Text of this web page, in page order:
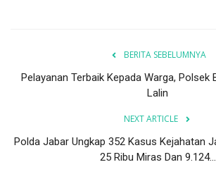
BERITA SEBELUMNYA
Pelayanan Terbaik Kepada Warga, Polsek
Lalin
NEXT ARTICLE
Polda Jabar Ungkap 352 Kasus Kejahatan
25 Ribu Miras Dan 9.124...